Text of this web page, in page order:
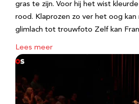
gras te zijn. Voor hij het wist
rood. Klaprozen zo ver het oog kan
glimlach tot trouwfoto Zelf kan
Lees meer